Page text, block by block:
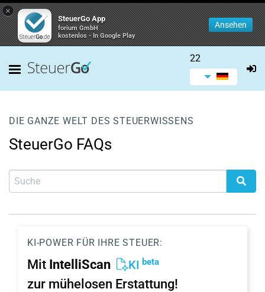
×
SteuerGo App
forium GmbH
kostenlos - In Google Play
Ansehen
22
DIE GANZE WELT DES STEUERWISSENS
SteuerGo FAQs
KI-POWER FÜR IHRE STEUER:
Mit IntelliScan KI beta
zur mühelosen Erstattung!